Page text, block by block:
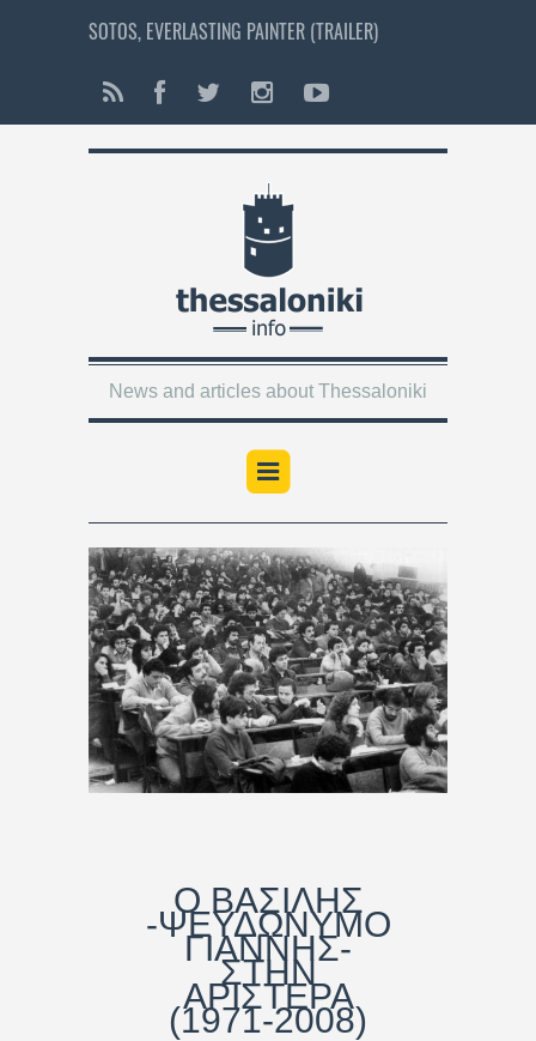
SOTOS, EVERLASTING PAINTER (TRAILER)
News and articles about Thessaloniki
Ο ΒΑΣΙΛΗΣ
-ΨΕΥΔΩΝΥΜΟ
ΓΙΑΝΝΗΣ-
ΣΤΗΝ
ΑΡΙΣΤΕΡΑ
(1971-2008)